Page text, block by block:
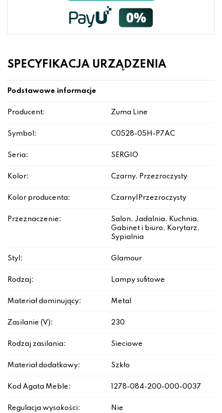
SPECYFIKACJA URZĄDZENIA
Podstawowe informacje
Producent: Zuma Line
Symbol: C0528-05H-P7AC
Seria: SERGIO
Kolor: Czarny, Przezroczysty
Kolor producenta: Czarny|Przezroczysty
Przeznaczenie:
Salon, Jadalnia, Kuchnia,
Gabinet i biuro, Korytarz,
Sypialnia
Styl: Glamour
Rodzaj: Lampy sufitowe
Materiał dominujący: Metal
Zasilanie (V): 230
Rodzaj zasilania: Sieciowe
Materiał dodatkowy: Szkło
Kod Agata Meble: 1278-084-200-000-0037
Regulacja wysokości: Nie